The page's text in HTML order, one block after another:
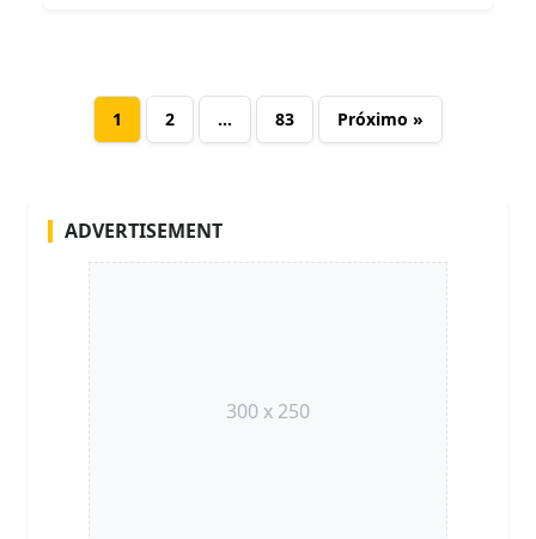
1 2 … 83 Próximo »
ADVERTISEMENT
300 x 250